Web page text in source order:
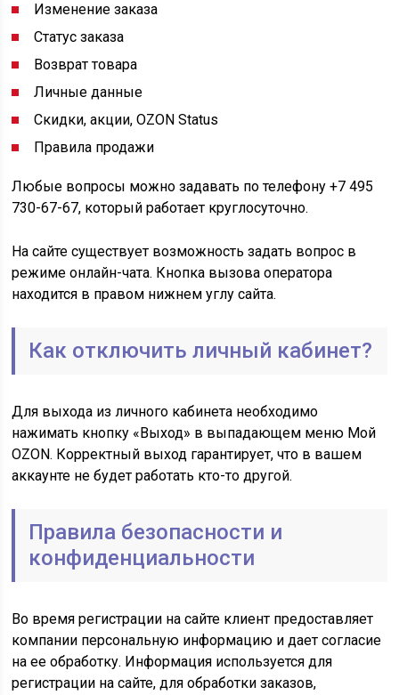
Изменение заказа
Статус заказа
Возврат товара
Личные данные
Скидки, акции, OZON Status
Правила продажи
Любые вопросы можно задавать по телефону +7 495
730-67-67, который работает круглосуточно.
На сайте существует возможность задать вопрос в
режиме онлайн-чата. Кнопка вызова оператора
находится в правом нижнем углу сайта.
Как отключить личный кабинет?
Для выхода из личного кабинета необходимо
нажимать кнопку «Выход» в выпадающем меню Мой
OZON. Корректный выход гарантирует, что в вашем
аккаунте не будет работать кто-то другой.
Правила безопасности и
конфиденциальности
Во время регистрации на сайте клиент предоставляет
компании персональную информацию и дает согласие
на ее обработку. Информация используется для
регистрации на сайте, для обработки заказов,